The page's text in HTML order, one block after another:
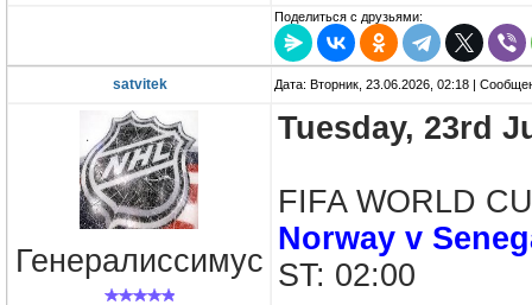
Поделиться с друзьями:
satvitek Дата: Вторник, 23.06.2026, 02:18 |
Генералиссимус
Tuesday, 23rd
FIFA WORLD
Norway v
ST: 02:00